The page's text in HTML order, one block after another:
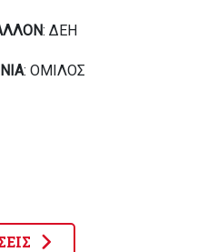
: ΔΕΗ
: ΟΜΙΛΟΣ